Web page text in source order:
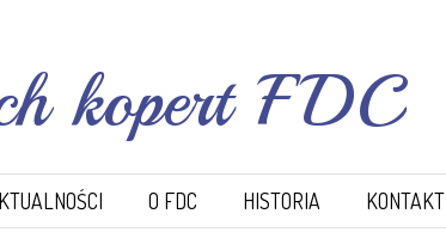
kopert FDC
O FDC HISTORIA KONTAKT